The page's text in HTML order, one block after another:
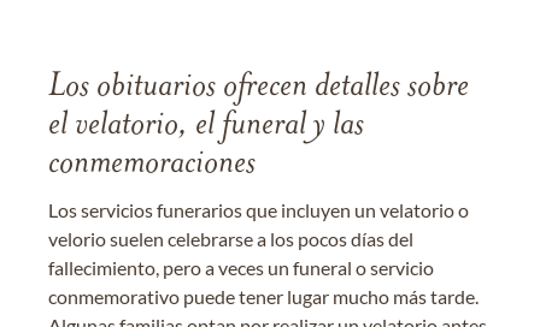
Los obituarios ofrecen detalles sobre
el velatorio, el funeral y las
conmemoraciones
Los servicios funerarios que incluyen un velatorio o
velorio suelen celebrarse a los pocos días del
fallecimiento, pero a veces un funeral o servicio
conmemorativo puede tener lugar mucho más tarde.